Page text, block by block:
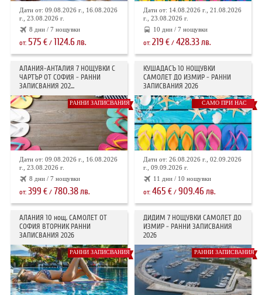
Дати от: 09.08.2026 г., 16.08.2026
г., 23.08.2026 г.
8 дни / 7 нощувки
от: 575 €/ 1124.6лв.
Дати от: 14.08.2026 г., 21.08.2026
г., 23.08.2026 г.
10 дни / 7 нощувки
от:219 € /428.33лв.
АЛАНИЯ-АНТАЛИЯ 7 НОЩУВКИ С
ЧАРТЪР ОТ СОФИЯ - РАННИ
ЗАПИСВАНИЯ 202...
РАННИ ЗАПИСВАНИЯ
Дати от: 09.08.2026 г., 16.08.2026
г., 23.08.2026 г.
8 дни / 7 нощувки
от: 399 €/ 780.38лв.
КУШАДАСЪ 10 НОЩУВКИ
САМОЛЕТ ДО ИЗМИР - РАННИ
ЗАПИСВАНИЯ 2026
САМО ПРИ НАС
Дати от: 26.08.2026 г., 02.09.2026
г., 09.09.2026 г.
11 дни / 10 нощувки
от:465 € /909.46лв.
АЛАНИЯ 10 нощ. САМОЛЕТ ОТ
СОФИЯ ВТОРНИК РАННИ
ЗАПИСВАНИЯ 2026
РАННИ ЗАПИСВАНИЯ
ДИДИМ 7 НОЩУВКИ САМОЛЕТ ДО
ИЗМИР - РАННИ ЗАПИСВАНИЯ
2026
РАННИ ЗАПИСВАНИЯ